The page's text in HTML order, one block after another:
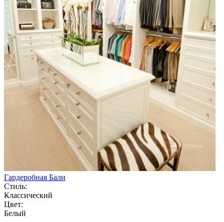
Гардеробная Бали
Стиль:
Классический
Цвет:
Белый